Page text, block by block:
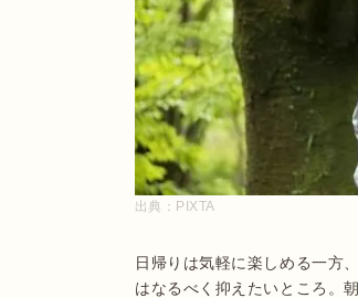
出典： PIXTA
日帰りは気軽に楽しめる一方
はなるべく抑えたいところ。